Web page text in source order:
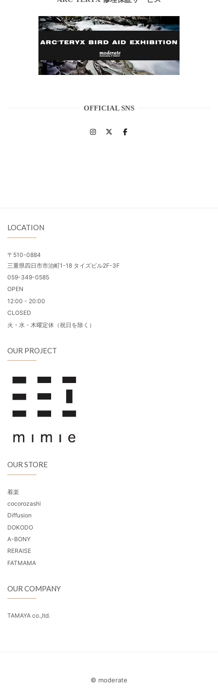
OFFICIAL SNS
LOCATION
〒510-0884
三重県四日市市泊町1-18 タイズビル2F-3F
059-349-0585
OPEN
12:00 - 20:00
CLOSED
火・水・木曜定休（祝日を除く）
OUR PROJECT
OUR STORE
着楽
cocorozashi
Diffusion
DOKODO
A-BONY
RERAISE
FATMAMA
OUR COMPANY
TAMAYA co.,ltd.
© moderate